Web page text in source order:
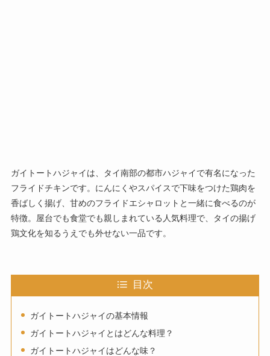
ガイトートハジャイは、タイ南部の都市ハジャイで有名になった
フライドチキンです。にんにくやスパイスで下味をつけた鶏肉を
香ばしく揚げ、甘めのフライドエシャロットと一緒に食べるのが
特徴。屋台でも食堂でも親しまれている人気料理で、タイの揚げ
鶏文化を知るうえでも外せない一品です。
目次
ガイトートハジャイの基本情報
ガイトートハジャイとはどんな料理？
ガイトートハジャイはどんな味？